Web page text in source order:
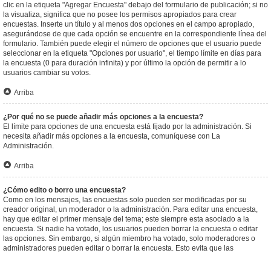
clic en la etiqueta "Agregar Encuesta" debajo del formulario de publicación; si no
la visualiza, significa que no posee los permisos apropiados para crear
encuestas. Inserte un título y al menos dos opciones en el campo apropiado,
asegurándose de que cada opción se encuentre en la correspondiente línea del
formulario. También puede elegir el número de opciones que el usuario puede
seleccionar en la etiqueta "Opciones por usuario", el tiempo límite en días para
la encuesta (0 para duración infinita) y por último la opción de permitir a lo
usuarios cambiar su votos.
Arriba
¿Por qué no se puede añadir más opciones a la encuesta?
El límite para opciones de una encuesta está fijado por la administración. Si
necesita añadir más opciones a la encuesta, comuníquese con La
Administración.
Arriba
¿Cómo edito o borro una encuesta?
Como en los mensajes, las encuestas solo pueden ser modificadas por su
creador original, un moderador o la administración. Para editar una encuesta,
hay que editar el primer mensaje del tema; este siempre esta asociado a la
encuesta. Si nadie ha votado, los usuarios pueden borrar la encuesta o editar
las opciones. Sin embargo, si algún miembro ha votado, solo moderadores o
administradores pueden editar o borrar la encuesta. Esto evita que las